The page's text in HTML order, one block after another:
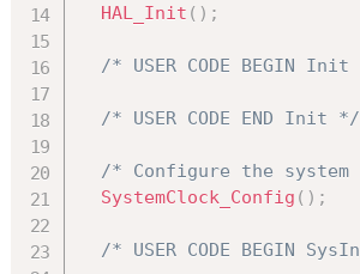
HAL_Init ( ) ;
/* USER CODE BEGIN
/* USER CODE END Init */
/* Configure the
SystemClock_Config ( ) ;
/* USER CODE BEGIN